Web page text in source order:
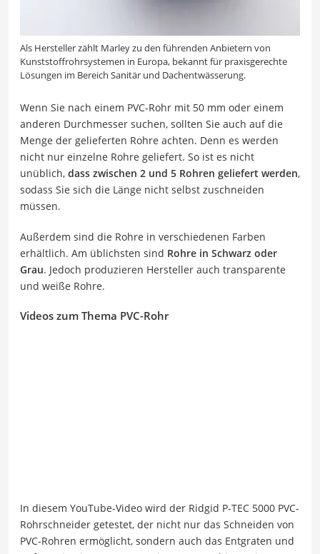
Als Hersteller zählt Marley zu den führenden Anbietern von
Kunststoffrohrsystemen in Europa, bekannt für praxisgerechte
Lösungen im Bereich Sanitär und Dachentwässerung.
Wenn Sie nach einem PVC-Rohr mit 50 mm oder einem
anderen Durchmesser suchen, sollten Sie auch auf die
Menge der gelieferten Rohre achten. Denn es werden
nicht nur einzelne Rohre geliefert. So ist es nicht
unüblich, dass zwischen 2 und 5 Rohren geliefert werden,
sodass Sie sich die Länge nicht selbst zuschneiden
müssen.
Außerdem sind die Rohre in verschiedenen Farben
erhältlich. Am üblichsten sind Rohre in Schwarz oder
Grau. Jedoch produzieren Hersteller auch transparente
und weiße Rohre.
Videos zum Thema PVC-Rohr
In diesem YouTube-Video wird der Ridgid P-TEC 5000 PVC-
Rohrschneider getestet, der nicht nur das Schneiden von
PVC-Rohren ermöglicht, sondern auch das Entgraten und